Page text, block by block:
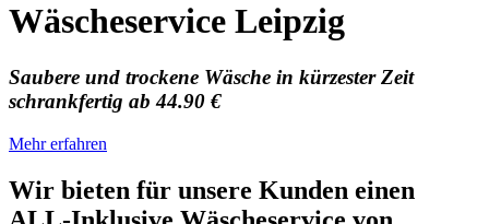
Wäscheservice Leipzig
Saubere und trockene Wäsche in kürzester Zeit
schrankfertig ab 44.90 €
Mehr erfahren
Wir bieten für unsere Kunden einen